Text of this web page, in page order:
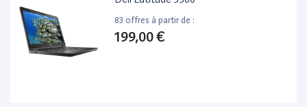
83 offres à partir de :
199,00 €